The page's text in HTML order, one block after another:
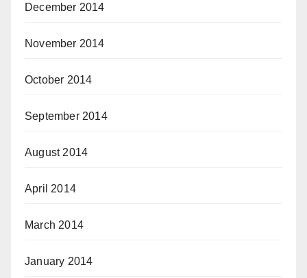
December 2014
November 2014
October 2014
September 2014
August 2014
April 2014
March 2014
January 2014